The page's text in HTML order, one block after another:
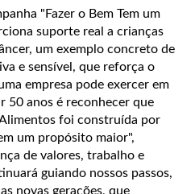
"Fazer o Bem Tem um
suporte real a crianças
um exemplo concreto de
e sensível, que reforça o
empresa pode exercer em
50 anos é reconhecer que
foi construída por
um propósito maior",
de valores, trabalho e
guiando nossos passos,
novas gerações, que